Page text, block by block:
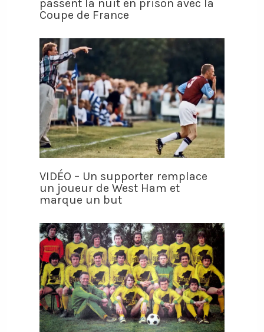
passent la nuit en prison avec la
Coupe de France
VIDÉO – Un supporter remplace
un joueur de West Ham et
marque un but